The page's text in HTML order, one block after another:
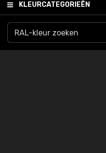
KLEURCATEGORIEËN